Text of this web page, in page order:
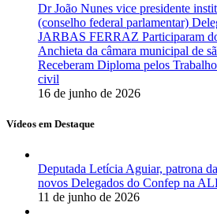
Dr João Nunes vice presidente
(conselho federal parlamentar)
JARBAS FERRAZ Participaram
Anchieta da câmara municipal de
Receberam Diploma pelos
civil
16 de junho de 2026
Vídeos em Destaque
Deputada Letícia Aguiar, patrona
novos Delegados do Confep na
11 de junho de 2026